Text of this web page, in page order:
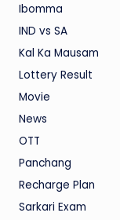
Ibomma
IND vs SA
Kal Ka Mausam
Lottery Result
Movie
News
OTT
Panchang
Recharge Plan
Sarkari Exam